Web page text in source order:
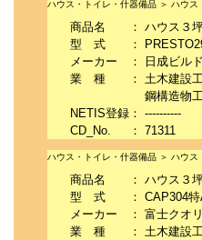
ハウス・トイレ・什器備品 ＞ ハウス
商品名 ： ハウス３
型 式
：
メーカー
：
日成ビル
業 種
： 土木建設
鋼構造物
NETIS登録 ： ----------
CD_No.
： 71311
ハウス・トイレ・什器備品 ＞ ハウス
商品名 ： ハウス３
型 式
： CAP304
メーカー
： 富士クオ
業 種
： 土木建設